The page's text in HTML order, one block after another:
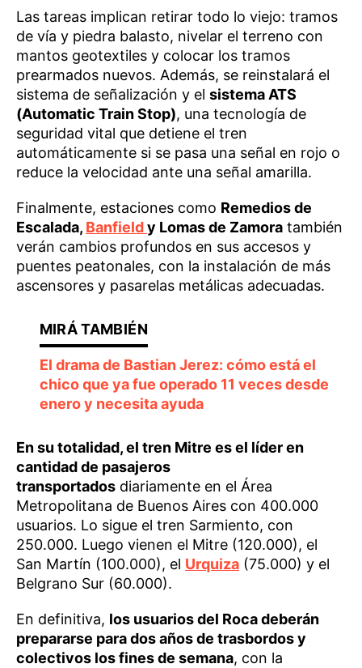
Las tareas implican retirar todo lo viejo: tramos
de vía y piedra balasto, nivelar el terreno con
mantos geotextiles y colocar los tramos
prearmados nuevos. Además, se reinstalará el
sistema de señalización y el sistema ATS
(Automatic Train Stop), una tecnología de
seguridad vital que detiene el tren
automáticamente si se pasa una señal en rojo o
reduce la velocidad ante una señal amarilla.
Finalmente, estaciones como Remedios de
Escalada, Banfieldy Lomas de Zamora también
verán cambios profundos en sus accesos y
puentes peatonales, con la instalación de más
ascensores y pasarelas metálicas adecuadas.
El drama de Bastian Jerez: cómo está el
chico que ya fue operado 11 veces desde
enero y necesita ayuda
En su totalidad, el tren Mitre es el líder en
cantidad de pasajeros
transportados diariamente en el Área
Metropolitana de Buenos Aires con 400.000
usuarios. Lo sigue el tren Sarmiento, con
250.000. Luego vienen el Mitre (120.000), el
San Martín (100.000), el Urquiza (75.000) y el
Belgrano Sur (60.000).
En definitiva, los usuarios del Roca deberán
prepararse para dos años de trasbordos y
colectivos los fines de semana, con la